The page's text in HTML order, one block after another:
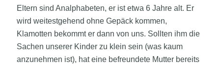
Eltern sind Analphabeten, er ist etwa 6 Jahre alt. Er
wird weitestgehend ohne Gepäck kommen,
Klamotten bekommt er dann von uns. Sollten ihm die
Sachen unserer Kinder zu klein sein (was kaum
anzunehmen ist), hat eine befreundete Mutter bereits